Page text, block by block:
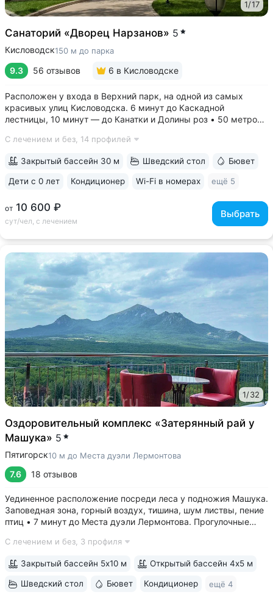
1/17
Санаторий «Дворец Нарзанов» 5
Кисловодск150 м до парка
9.3 56 отзывов 6 в Кисловодске
Расположен у входа в Верхний парк, на одной из самых
красивых улиц Кисловодска. 6 минут до Каскадной
лестницы, 10 минут — до Канатки и Долины роз • 50 метров
(Кисловодск), «Славяновская» (Железноводск), «Ессентуки
С лечением и без, 14 профилей
от 10 600 ₽
сут/чел, с лечением
Выбрать
Закрытый бассейн 30 м Шведский стол Бювет
Дети с 0 лет Кондиционер Wi-Fi в номерах ещё 5
1/32
Оздоровительный комплекс «Затерянный рай у
Машука» 5
Пятигорск10 м до Места дуэли Лермонтова
7.6 18 отзывов
Уединенное расположение посреди леса у подножия Машука.
Заповедная зона, горный воздух, тишина, шум листвы, пение
птиц • 7 минут до Места дуэли Лермонтова. Прогулочные
Идеальное место для тех, кто любит гулять на природе •
С лечением и без, 3 профиля
Закрытый бассейн 5х10 м Открытый бассейн 4х5 м
Шведский стол Бювет Кондиционер ещё 4